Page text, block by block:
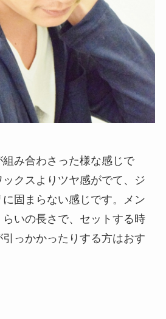
み合わさった様な感じで
クスよりツヤ感がでて、ジ
固まらない感じです。メン
いの長さで、セットする時
っかかったりする方はおす